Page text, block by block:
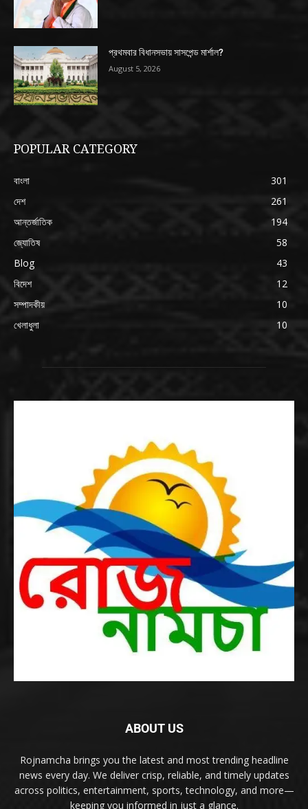
প্রথমবার বিধানসভায় সাসপেন্ড মার্শাল?
August 5, 2026
POPULAR CATEGORY
বাংলা
301
দেশ
261
আন্তর্জাতিক
194
জ্যোতিষ
58
Blog
43
বিদেশ
12
সম্পাদকীয়
10
খেলাধুলা
10
ABOUT US
Rojnamcha brings you the latest and most trending headline
news every day. We deliver crisp, reliable, and timely updates
across politics, entertainment, sports, technology, and more—
keeping you informed in just a glance.